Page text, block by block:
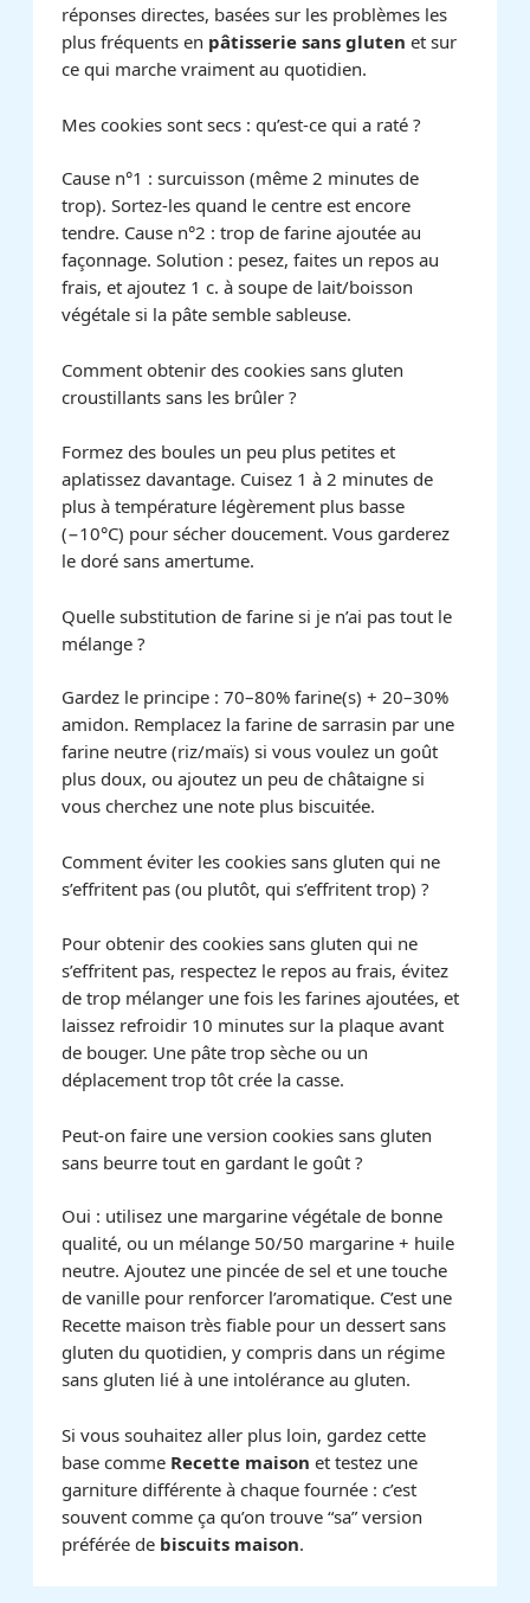
réponses directes, basées sur les problèmes les
plus fréquents en pâtisserie sans gluten et sur
ce qui marche vraiment au quotidien.
Mes cookies sont secs : qu’est-ce qui a raté ?
Cause n°1 : surcuisson (même 2 minutes de
trop). Sortez-les quand le centre est encore
tendre. Cause n°2 : trop de farine ajoutée au
façonnage. Solution : pesez, faites un repos au
frais, et ajoutez 1 c. à soupe de lait/boisson
végétale si la pâte semble sableuse.
Comment obtenir des cookies sans gluten
croustillants sans les brûler ?
Formez des boules un peu plus petites et
aplatissez davantage. Cuisez 1 à 2 minutes de
plus à température légèrement plus basse
(−10°C) pour sécher doucement. Vous garderez
le doré sans amertume.
Quelle substitution de farine si je n’ai pas tout le
mélange ?
Gardez le principe : 70–80% farine(s) + 20–30%
amidon. Remplacez la farine de sarrasin par une
farine neutre (riz/maïs) si vous voulez un goût
plus doux, ou ajoutez un peu de châtaigne si
vous cherchez une note plus biscuitée.
Comment éviter les cookies sans gluten qui ne
s’effritent pas (ou plutôt, qui s’effritent trop) ?
Pour obtenir des cookies sans gluten qui ne
s’effritent pas, respectez le repos au frais, évitez
de trop mélanger une fois les farines ajoutées, et
laissez refroidir 10 minutes sur la plaque avant
de bouger. Une pâte trop sèche ou un
déplacement trop tôt crée la casse.
Peut-on faire une version cookies sans gluten
sans beurre tout en gardant le goût ?
Oui : utilisez une margarine végétale de bonne
qualité, ou un mélange 50/50 margarine + huile
neutre. Ajoutez une pincée de sel et une touche
de vanille pour renforcer l’aromatique. C’est une
Recette maison très fiable pour un dessert sans
gluten du quotidien, y compris dans un régime
sans gluten lié à une intolérance au gluten.
Si vous souhaitez aller plus loin, gardez cette
base comme Recette maison et testez une
garniture différente à chaque fournée : c’est
souvent comme ça qu’on trouve “sa” version
préférée de biscuits maison.